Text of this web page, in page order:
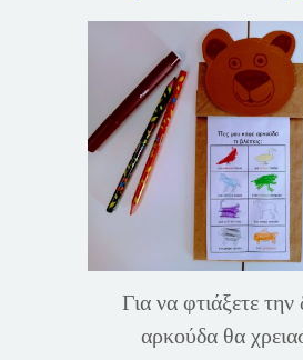
Για να φτιάξετε την
αρκούδα θα